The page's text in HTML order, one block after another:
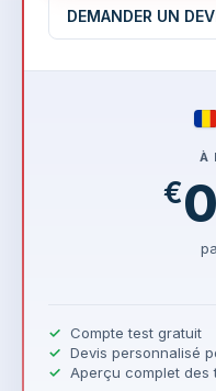
DEMANDER UN
À
€
Compte test gratuit
Devis personnalisé
Aperçu complet